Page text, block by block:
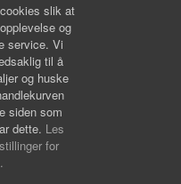
slik at
og
service. Vi
til å
og huske
siden som
dette. Les
for